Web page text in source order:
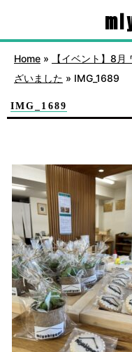
Home »
【イベント】8
ざいました » IMG_1689
IMG_1689